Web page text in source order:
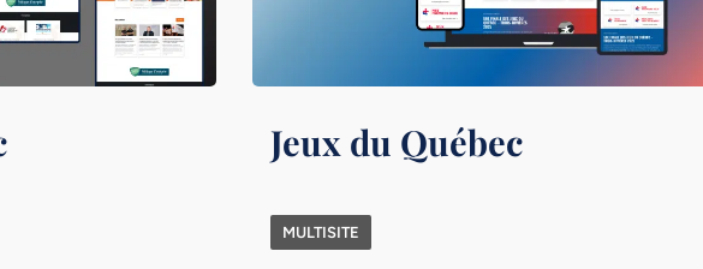
Jeux du Québec
MULTISITE